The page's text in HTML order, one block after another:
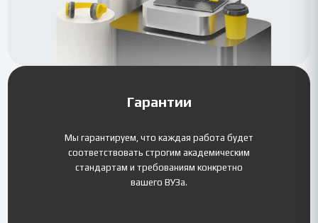
Гарантии
Мы гарантируем, что каждая работа будет
соответствовать строгим академическим
стандартам и требованиям конкретно
вашего ВУЗа.